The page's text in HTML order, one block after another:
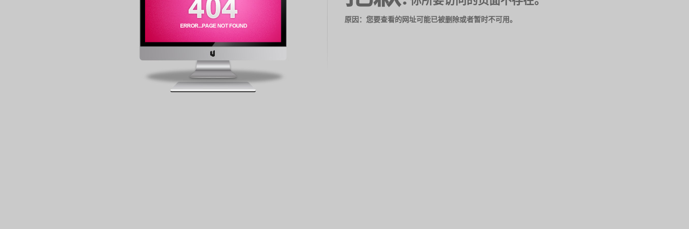
原因：您要查看的网址可能已被删除或者暂时不可用。